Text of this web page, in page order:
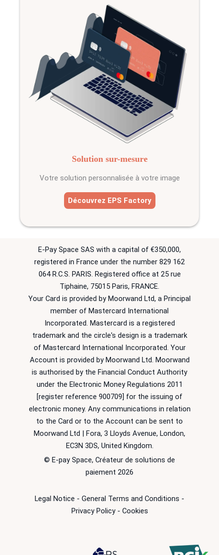
Solution sur-mesure
Votre solution personnalisée à votre image
Découvrez EPS Factory
E-Pay Space SAS with a capital of €350,000,
registered in France under the number 829 162
064 R.C.S. PARIS. Registered office at 25 rue
Tiphaine, 75015 Paris, FRANCE.
Your Card is provided by Moorwand Ltd, a Principal
member of Mastercard International
Incorporated. Mastercard is a registered
trademark and the circle's design is a trademark
of Mastercard International Incorporated. Your
Account is provided by Moorwand Ltd. Moorwand
is authorised by the Financial Conduct Authority
under the Electronic Money Regulations 2011
[register reference 900709] for the issuing of
electronic money. Any communications in relation
to the Card or to the Account can be sent to
Moorwand Ltd | Fora, 3 Lloyds Avenue, London,
EC3N 3DS, United Kingdom.
© E-pay Space, Créateur de solutions de
paiement 2026
Legal Notice - General Terms and Conditions -
Privacy Policy- Cookies